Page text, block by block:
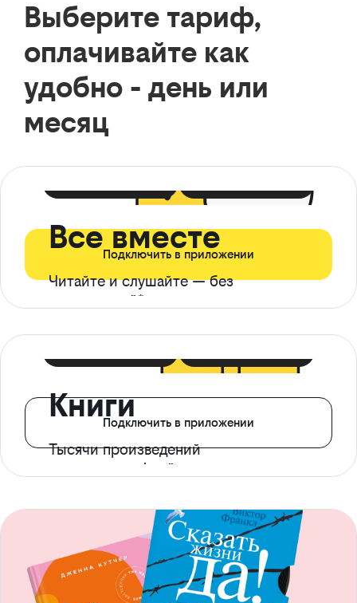
Выберите тариф,
оплачивайте как
удобно - день или
месяц
Все вместе
Читайте и слушайте — без
ограничений*
Подключить в приложении
Книги
Тысячи произведений
с доступом офлайн
Подключить в приложении